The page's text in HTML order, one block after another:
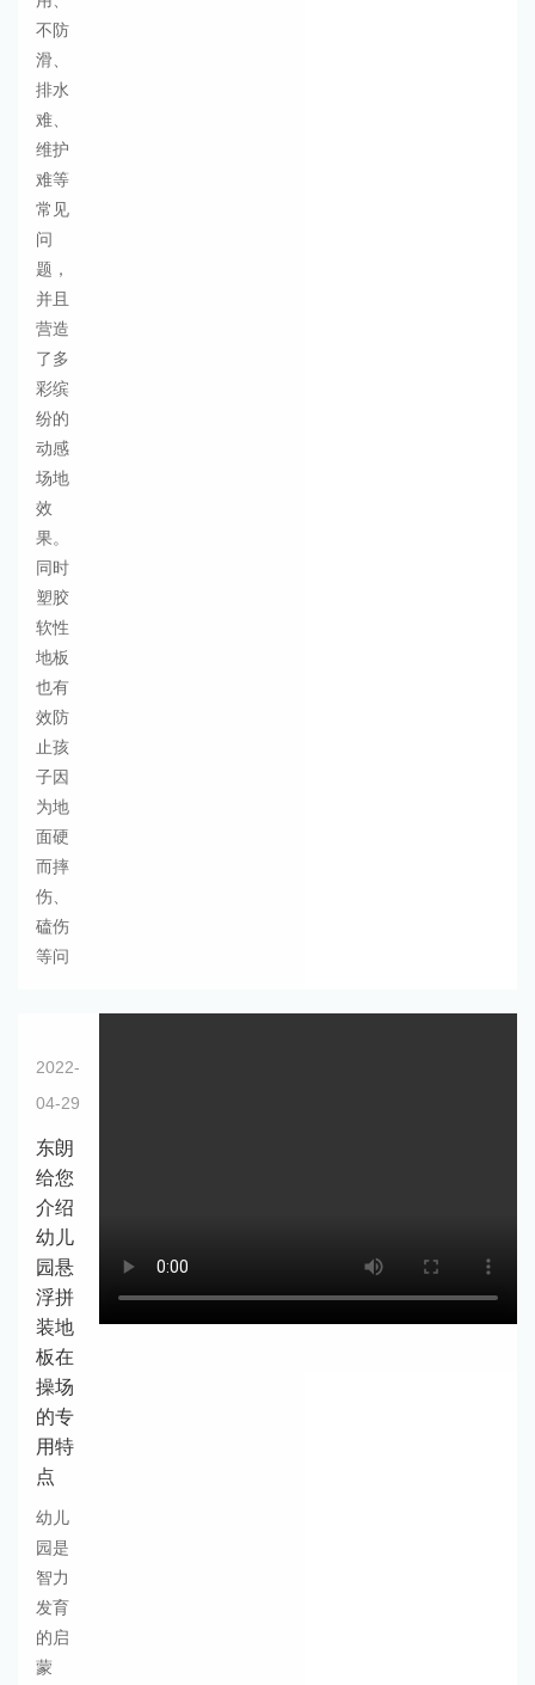
不防
滑、
排水
难、
维护
难等
常见
问
题，
并且
营造
了多
彩缤
纷的
动感
场地
效
果。
同时
塑胶
软性
地板
也有
效防
止孩
子因
为地
面硬
而摔
伤、
磕伤
等问
2022-
04-29
东朗
给您
介绍
幼儿
园悬
浮拼
装地
板在
操场
的专
用特
点
幼儿
园是
智力
发育
的启
蒙